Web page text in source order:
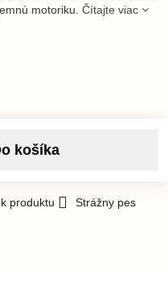
motoriku. Čítajte viac
Do košíka
produktu
Strážny pes